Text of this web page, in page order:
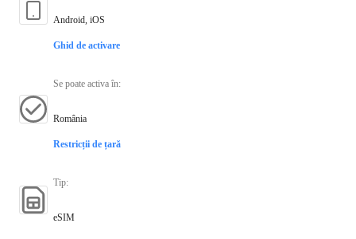
Android, iOS
Ghid de activare
Se poate activa în:
România
Restricții de țară
Tip:
eSIM